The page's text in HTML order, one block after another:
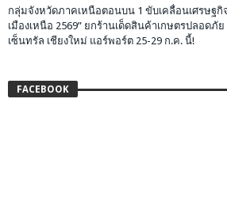
กลุ่มจังหวัดภาคเหนือตอนบน 1 ขับเคลื่อนเศรษฐกิ
เมืองเหนือ 2569” ยกร้านเด็ดสินค้าเกษตรปลอดภั
เซ็นทรัล เชียงใหม่ แอร์พอร์ต 25-29 ก.ค. นี้!
FACEBOOK